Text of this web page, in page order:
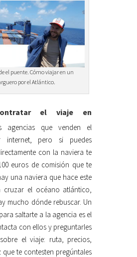
el puente. Cómo viajar en un
por el Atlántico.
el viaje en
agencias que venden el
internet, pero si puedes
con la naviera te
euros de comisión que te
una naviera que hace este
cruzar el océano atlántico,
mucho dónde rebuscar. Un
saltarte a la agencia es el
con ellos y preguntarles
el viaje: ruta, precios,
te contesten pregúntales